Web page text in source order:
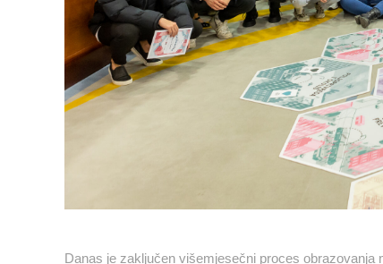
Danas je zaključen višemjesečni proces obrazovanja